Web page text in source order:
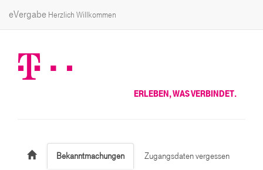
eVergabe Herzlich Willkommen
ERLEBEN, WAS VERBINDET.
Bekanntmachungen Zugangsdaten vergessen